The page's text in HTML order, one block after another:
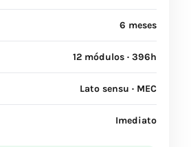
6 meses
12 módulos · 396h
Lato sensu · MEC
Imediato